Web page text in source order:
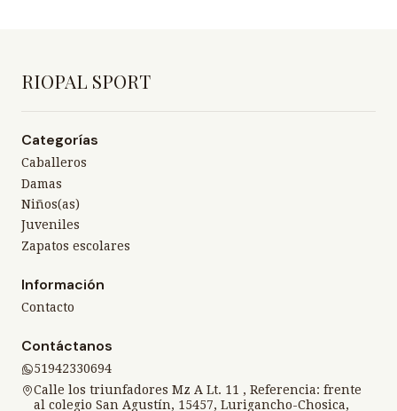
RIOPAL SPORT
Categorías
Caballeros
Damas
Niños(as)
Juveniles
Zapatos escolares
Información
Contacto
Contáctanos
51942330694
Calle los triunfadores Mz A Lt. 11 , Referencia: frente
al colegio San Agustín, 15457, Lurigancho-Chosica,